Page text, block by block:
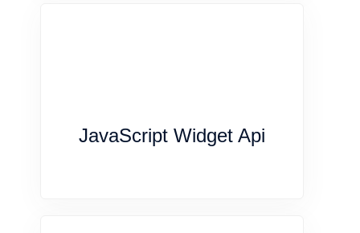
JavaScript Widget Api